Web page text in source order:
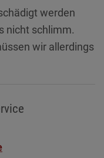
werden
nicht schlimm.
wir allerdings